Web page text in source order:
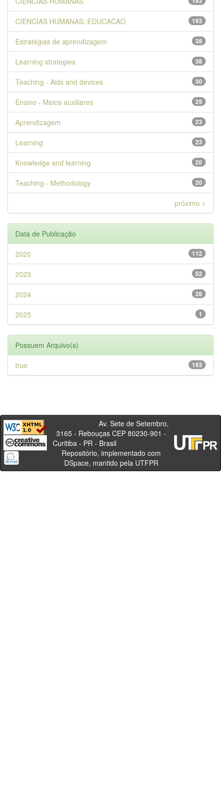
193
CIENCIAS HUMANAS::EDUCACAO
38
Estratégias de aprendizagem
38
Learning strategies
30
Teaching - Aids and devices
29
Ensino - Meios auxiliares
23
Aprendizagem
23
Learning
20
Knowledge and learning
20
Teaching - Methodology
próximo >
Data de Publicação
112
2020
52
2023
28
2024
1
2025
Possuem Arquivo(s)
193
true
Av. Sete de Setembro,
3165 - Rebouças CEP 80230-901 -
Curitiba - PR - Brasil
Repositório, implementado com
DSpace, mantido pela UTFPR